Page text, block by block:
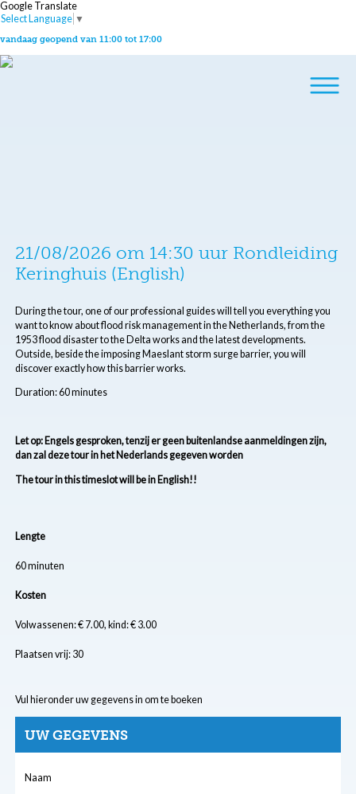
Google Translate
Select Language ▼
vandaag geopend van 11:00 tot 17:00
21/08/2026 om 14:30 uur Rondleiding
Keringhuis (English)
During the tour, one of our professional guides will tell you everything you
want to know about flood risk management in the Netherlands, from the
1953 flood disaster to the Delta works and the latest developments.
Outside, beside the imposing Maeslant storm surge barrier, you will
discover exactly how this barrier works.
Duration: 60 minutes
Let op: Engels gesproken, tenzij er geen buitenlandse aanmeldingen zijn,
dan zal deze tour in het Nederlands gegeven worden
The tour in this timeslot will be in English!!
Lengte
60 minuten
Kosten
Volwassenen: € 7.00, kind: € 3.00
Plaatsen vrij: 30
Vul hieronder uw gegevens in om te boeken
UW GEGEVENS
Naam